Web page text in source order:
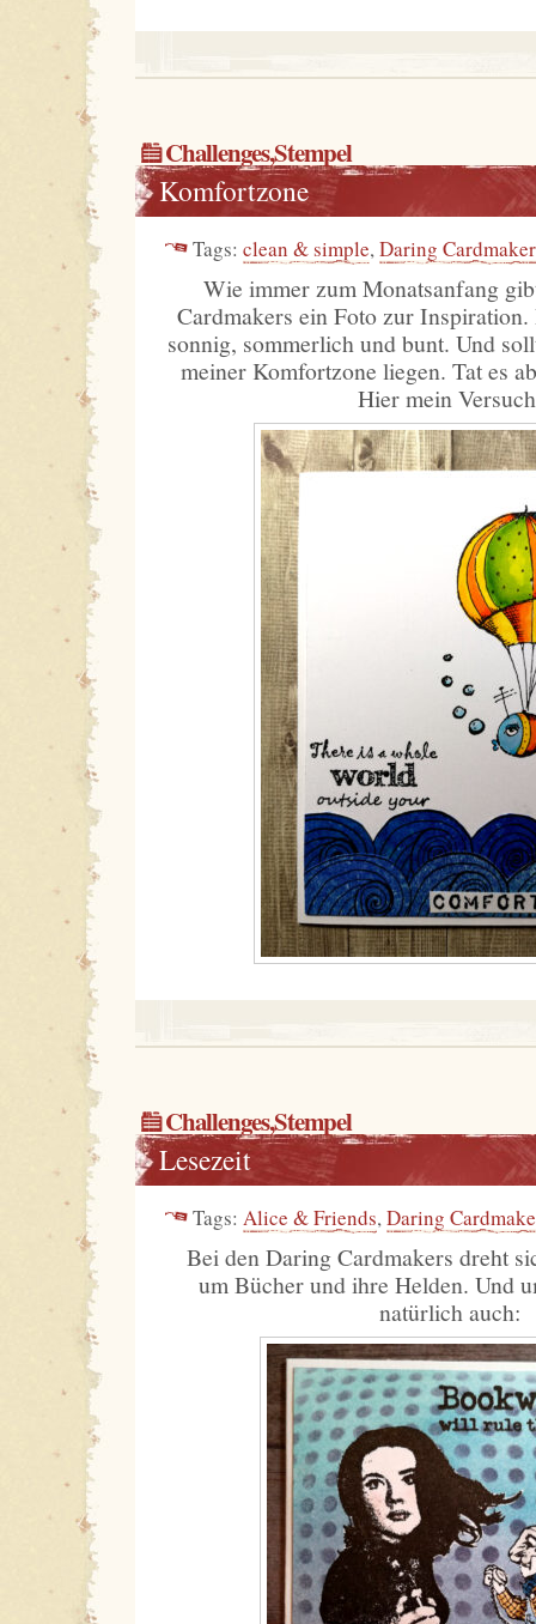
Challenges,Stempel
Komfortzone
Tags: clean & simple, Daring
Wie immer zum Monatsanfang
Cardmakers ein Foto zur
sonnig, sommerlich und bunt. Und
meiner Komfortzone liegen. Tat es
Hier mein
Challenges,Stempel
Lesezeit
Tags: Alice & Friends, Daring
Bei den Daring Cardmakers dreht
um Bücher und ihre Helden. Und
natürlich auch: